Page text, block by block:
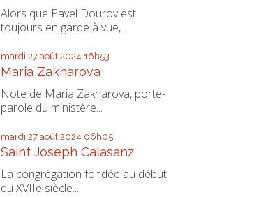
Alors que Pavel Dourov est
toujours en garde à vue,...
mardi 27 août 2024 16h53
Maria Zakharova
Note de Maria Zakharova, porte-
parole du ministère...
mardi 27 août 2024 06h05
Saint Joseph Calasanz
La congrégation fondée au début
du XVIIe siècle...